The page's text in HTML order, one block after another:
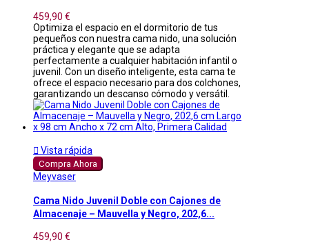
459,90 €
Optimiza el espacio en el dormitorio de tus
pequeños con nuestra cama nido, una solución
práctica y elegante que se adapta
perfectamente a cualquier habitación infantil o
juvenil. Con un diseño inteligente, esta cama te
ofrece el espacio necesario para dos colchones,
garantizando un descanso cómodo y versátil.
 Vista rápida
Compra Ahora
Meyvaser
Cama Nido Juvenil Doble con Cajones de
Almacenaje – Mauvella y Negro, 202,6...
459,90 €